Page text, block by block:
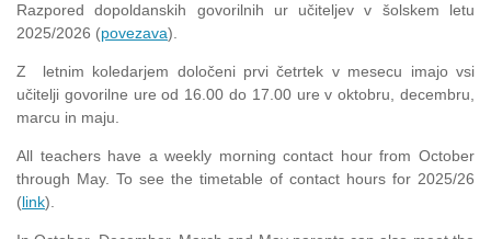
Razpored dopoldanskih govorilnih ur učiteljev v šolskem letu
2025/2026 (povezava).
Z letnim koledarjem določeni prvi četrtek v mesecu imajo vsi
učitelji govorilne ure od 16.00 do 17.00 ure v oktobru, decembru,
marcu in maju.
All teachers have a weekly morning contact hour from October
through May. To see the timetable of contact hours for 2025/26
(link).